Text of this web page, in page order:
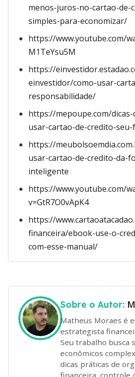
menos-juros-no-cartao-de-
simples-para-economizar/
https://www.youtube.com/
M1TeYsu5M
https://
einvestidor/como-usar-
responsabilidade/
https://mepoupe.com/
usar-cartao-de-credito-
https://
usar-cartao-de-credito-da-
inteligente
https://www.youtube.com/
v=GtR7O0vApK4
https://
financeira/ebook-use-o-
com-esse-manual/
Sobre o Autor:
Matheus Moraes é
estrategista
Seu trabalho busca
econômicos
dicas práticas de
financeira, controle